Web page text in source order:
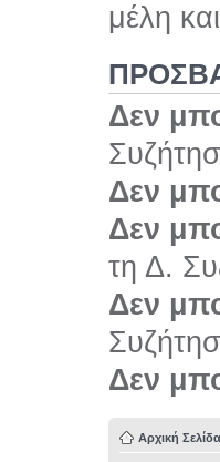
μέλη
Δεν
Δεν
Δεν
τη Δ.
Δεν
Δεν
Αρχική Σελίδα